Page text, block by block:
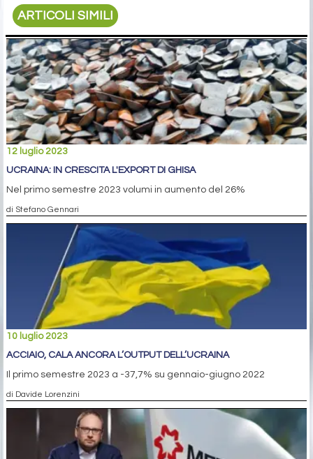
ARTICOLI SIMILI
12 luglio 2023
UCRAINA: IN CRESCITA L'EXPORT DI GHISA
Nel primo semestre 2023 volumi in aumento del 26%
di Stefano Gennari
10 luglio 2023
ACCIAIO, CALA ANCORA L’OUTPUT DELL’UCRAINA
Il primo semestre 2023 a -37,7% su gennaio-giugno 2022
di Davide Lorenzini